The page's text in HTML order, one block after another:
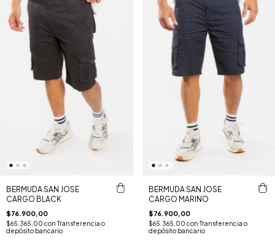
BERMUDA SAN JOSE
CARGO BLACK
$76.900,00
$65.365,00 con Transferencia o
depósito bancario
BERMUDA SAN JOSE
CARGO MARINO
$76.900,00
$65.365,00 con Transferencia o
depósito bancario